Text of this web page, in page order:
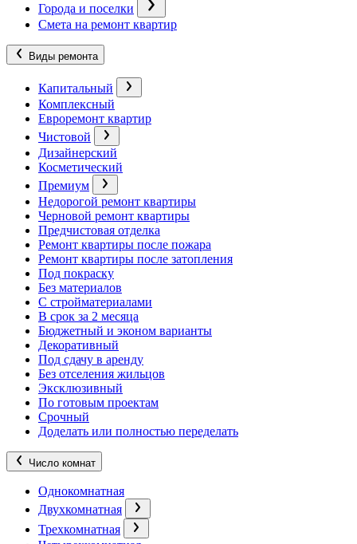
Города и поселки
Смета на ремонт квартир
Виды ремонта
Капитальный
Комплексный
Евроремонт квартир
Чистовой
Дизайнерский
Косметический
Премиум
Недорогой ремонт квартиры
Черновой ремонт квартиры
Предчистовая отделка
Ремонт квартиры после пожара
Ремонт квартиры после затопления
Под покраску
Без материалов
С стройматериалами
В срок за 2 месяца
Бюджетный и эконом варианты
Декоративный
Под сдачу в аренду
Без отселения жильцов
Эксклюзивный
По готовым проектам
Срочный
Доделать или полностью переделать
Число комнат
Однокомнатная
Двухкомнатная
Трехкомнатная